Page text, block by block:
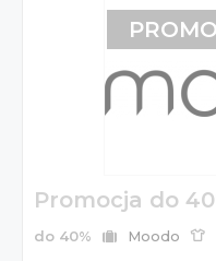
Promocja do
do 40% Moodo